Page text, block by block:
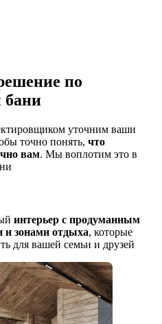
по
бани
уточним ваши
точно понять, что
вам. Мы воплотим это в
интерьер с продуманным
и зонами отдыха, которые
для вашей семьи и друзей